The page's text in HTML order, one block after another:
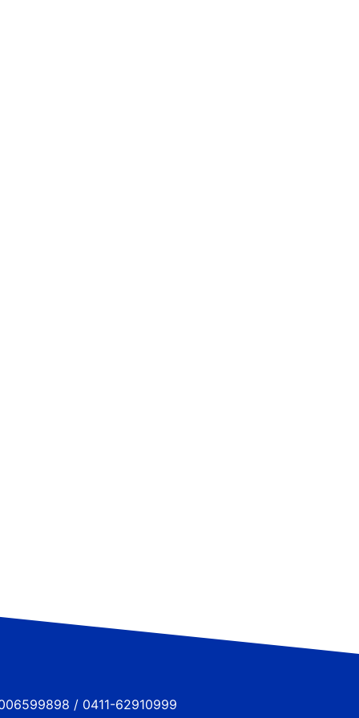
/ 0411-62910999